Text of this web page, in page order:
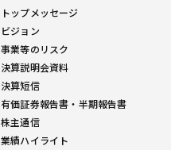
トップメッセージ
ビジョン
事業等のリスク
決算説明会資料
決算短信
有価証券報告書・半期報告書
株主通信
業績ハイライト